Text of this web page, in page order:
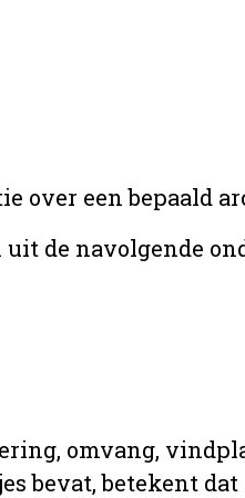
over een bepaald
de navolgende
omvang,
bevat, betekent